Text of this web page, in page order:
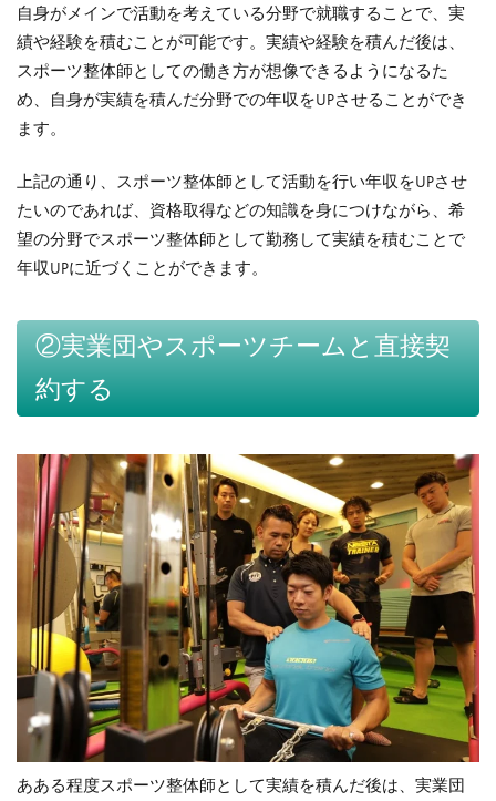
自身がメインで活動を考えている分野で就職することで、実
績や経験を積むことが可能です。 実績や経験を積んだ後は、
スポーツ整体師としての働き方が想像できるようになるた
め、自身が実績を積んだ分野での年収をUPさせることができ
ます。
上記の通り、スポーツ整体師として活動を行い年収をUPさせ
たいのであれば、資格取得などの知識を身につけながら、希
望の分野でスポーツ整体師として勤務して実績を積むことで
年収UPに近づくことができます。
②実業団やスポーツチームと直接契
約する
あある程度スポーツ整体師として実績を積んだ後は、実業団